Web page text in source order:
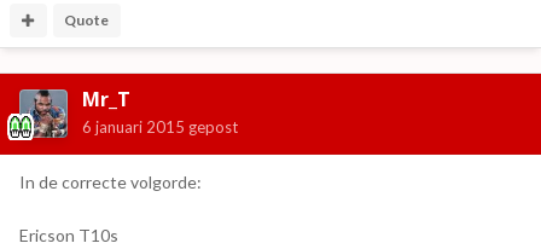
Quote
Mr_T
6 januari 2015 gepost
In de correcte volgorde:
Ericson T10s